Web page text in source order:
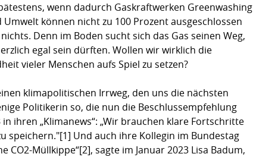
wenn dadurch Gaskraftwerken Greenwashing
können nicht zu 100 Prozent ausgeschlossen
Denn im Boden sucht sich das Gas seinen Weg,
egal sein dürften. Wollen wir wirklich die
vieler Menschen aufs Spiel zu setzen?
klimapolitischen Irrweg, den uns die nächsten
Politikerin so, die nun die Beschlussempfehlung
ihren „Klimanews“: „Wir brauchen klare Fortschritte
speichern."[1] Und auch ihre Kollegin im Bundestag
Müllkippe“[2], sagte im Januar 2023 Lisa Badum,